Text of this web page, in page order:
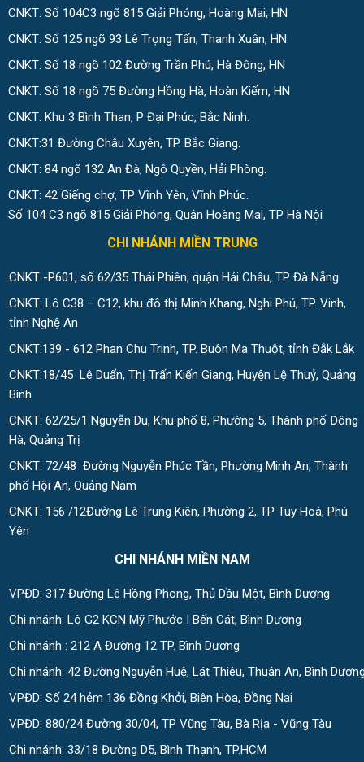
CNKT: Số 104C3 ngõ 815 Giải Phóng, Hoàng Mai, HN
CNKT: Số 125 ngõ 93 Lê Trọng Tấn, Thanh Xuân, HN.
CNKT: Số 18 ngõ 102 Đường Trần Phú, Hà Đông, HN
CNKT: Số 18 ngõ 75 Đường Hồng Hà, Hoàn Kiếm, HN
CNKT: Khu 3 Bình Than, P Đại Phúc, Bắc Ninh.
CNKT:31 Đường Châu Xuyên, TP. Bắc Giang.
CNKT: 84 ngõ 132 An Đà, Ngô Quyền, Hải Phòng.
CNKT: 42 Giếng chợ, TP Vĩnh Yên, Vĩnh Phúc.
Số 104 C3 ngõ 815 Giải Phóng, Quận Hoàng Mai, TP Hà Nội
CHI NHÁNH MIỀN TRUNG
CNKT -P601, số 62/35 Thái Phiên, quận Hải Châu, TP Đà Nẵng
CNKT: Lô C38 – C12, khu đô thị Minh Khang, Nghi Phú, TP. Vinh,
tỉnh Nghệ An
CNKT:139 - 612 Phan Chu Trinh, TP. Buôn Ma Thuột, tỉnh Đắk Lắk
CNKT:18/45 Lê Duẩn, Thị Trấn Kiến Giang, Huyện Lệ Thuỷ, Quảng
Bình
CNKT: 62/25/1 Nguyễn Du, Khu phố 8, Phường 5, Thành phố Đông
Hà, Quảng Trị
CNKT: 72/48 Đường Nguyễn Phúc Tần, Phường Minh An, Thành
phố Hội An, Quảng Nam
CNKT: 156 /12Đường Lê Trung Kiên, Phường 2, TP Tuy Hoà, Phú
Yên
CHI NHÁNH MIỀN NAM
VPĐD: 317 Đường Lê Hồng Phong, Thủ Dầu Một, Bình Dương
Chi nhánh: Lô G2 KCN Mỹ Phước I Bến Cát, Bình Dương
Chi nhánh : 212 A Đường 12 TP. Bình Dương
Chi nhánh: 42 Đường Nguyễn Huệ, Lát Thiêu, Thuận An, Bình
VPĐD: Số 24 hẻm 136 Đồng Khởi, Biên Hòa, Đồng Nai
VPĐD: 880/24 Đường 30/04, TP Vũng Tàu, Bà Rịa - Vũng Tàu
Chi nhánh: 33/18 Đường D5, Bình Thạnh, TP.HCM